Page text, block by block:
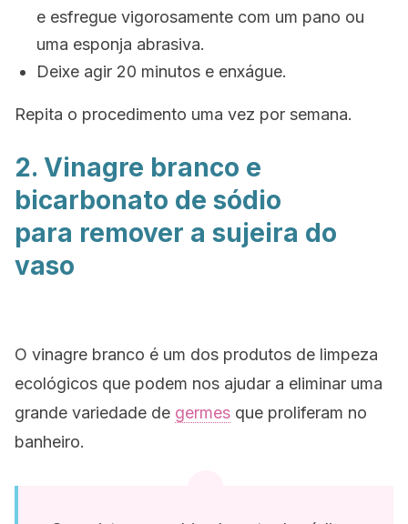
e esfregue vigorosamente com um pano ou
uma esponja abrasiva.
Deixe agir 20 minutos e enxágue.
Repita o procedimento uma vez por semana.
2. Vinagre branco e
bicarbonato de sódio
para remover a sujeira do
vaso
O vinagre branco é um dos produtos de limpeza
ecológicos que podem nos ajudar a eliminar uma
grande variedade de germes que proliferam no
banheiro.